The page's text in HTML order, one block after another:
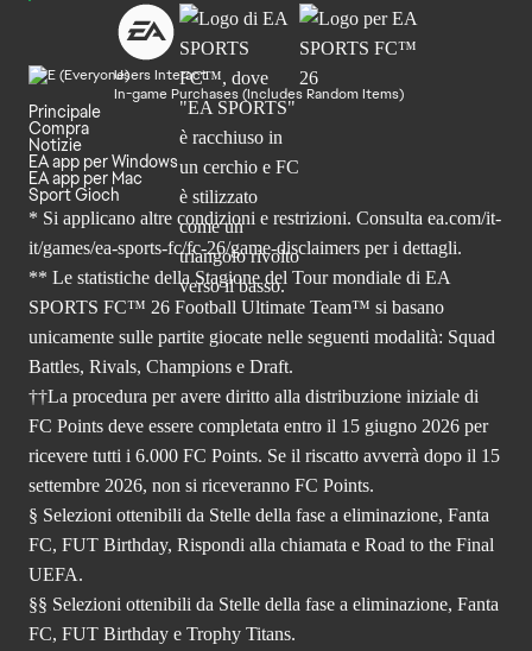
Users Interact
In-game Purchases (Includes Random Items)
Principale
Compra
Notizie
EA app per Windows
EA app per Mac
Sport Gioch
* Si applicano altre condizioni e restrizioni. Consulta ea.com/it-
it/games/ea-sports-fc/fc-26/game-disclaimers per i dettagli.
** Le statistiche della Stagione del Tour mondiale di EA
SPORTS FC™ 26 Football Ultimate Team™ si basano
unicamente sulle partite giocate nelle seguenti modalità: Squad
Battles, Rivals, Champions e Draft.
††La procedura per avere diritto alla distribuzione iniziale di
FC Points deve essere completata entro il 15 giugno 2026 per
ricevere tutti i 6.000 FC Points. Se il riscatto avverrà dopo il 15
settembre 2026, non si riceveranno FC Points.
§ Selezioni ottenibili da Stelle della fase a eliminazione, Fanta
FC, FUT Birthday, Rispondi alla chiamata e Road to the Final
UEFA.
§§ Selezioni ottenibili da Stelle della fase a eliminazione, Fanta
FC, FUT Birthday e Trophy Titans.